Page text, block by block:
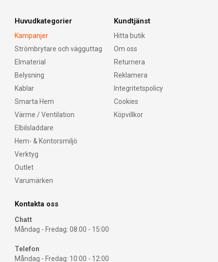
Huvudkategorier
Kampanjer
Strömbrytare och vägguttag
Elmaterial
Belysning
Kablar
Smarta Hem
Värme / Ventilation
Elbilsladdare
Hem- & Kontorsmiljö
Verktyg
Outlet
Varumärken
Kundtjänst
Hitta butik
Om oss
Returnera
Reklamera
Integritetspolicy
Cookies
Köpvillkor
Kontakta oss
Chatt
Måndag - Fredag: 08:00 - 15:00
Telefon
Måndag - Fredag: 10:00 - 12:00